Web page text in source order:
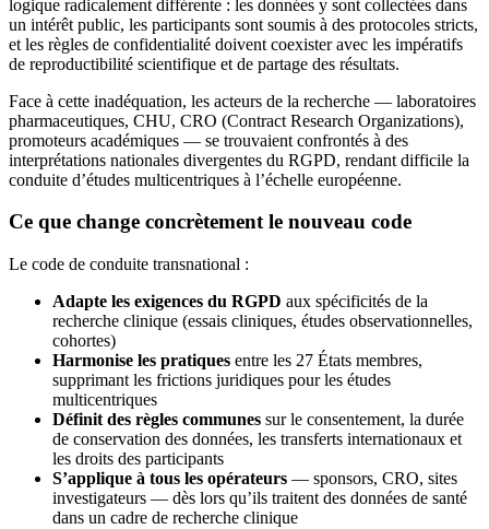
logique radicalement différente : les données y sont collectées dans
un intérêt public, les participants sont soumis à des protocoles stricts,
et les règles de confidentialité doivent coexister avec les impératifs
de reproductibilité scientifique et de partage des résultats.
Face à cette inadéquation, les acteurs de la recherche — laboratoires
pharmaceutiques, CHU, CRO (Contract Research Organizations),
promoteurs académiques — se trouvaient confrontés à des
interprétations nationales divergentes du RGPD, rendant difficile la
conduite d’études multicentriques à l’échelle européenne.
Ce que change concrètement le nouveau code
Le code de conduite transnational :
Adapte les exigences du RGPD aux spécificités de la
recherche clinique (essais cliniques, études observationnelles,
cohortes)
Harmonise les pratiques entre les 27 États membres,
supprimant les frictions juridiques pour les études
multicentriques
Définit des règles communes sur le consentement, la durée
de conservation des données, les transferts internationaux et
les droits des participants
S’applique à tous les opérateurs — sponsors, CRO, sites
investigateurs — dès lors qu’ils traitent des données de santé
dans un cadre de recherche clinique